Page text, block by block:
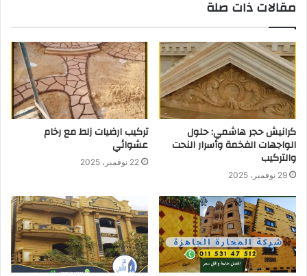
مقالات ذات صلة
كرانيش حجر هاشمي: حلول
الواجهات الفخمة وأسرار النحت
والتركيب
29 نوفمبر، 2025
تركيب ارضيات زلط مع رخام
عشوائي
22 نوفمبر، 2025